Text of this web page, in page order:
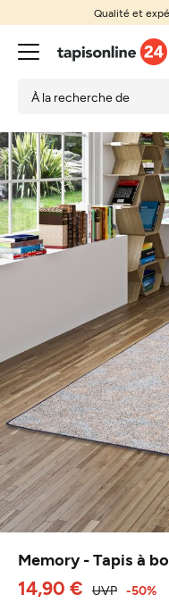
Qualité et
Memory - Tapis à
14,90 € UVP -50%